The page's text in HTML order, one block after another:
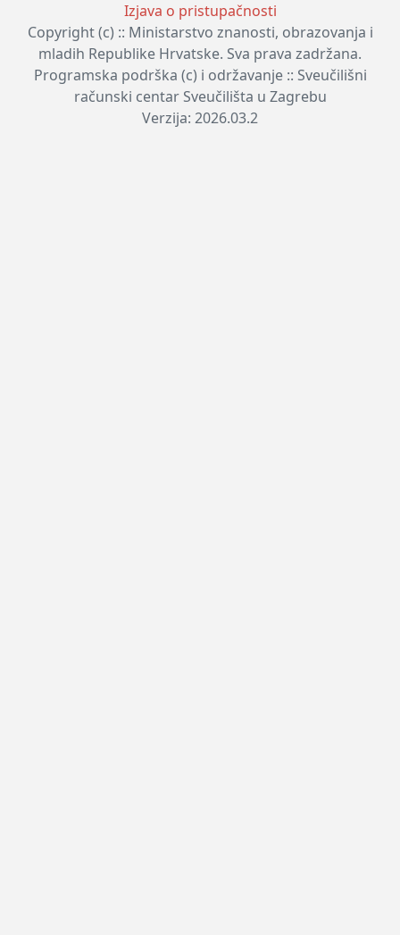
Izjava o pristupačnosti
Copyright (c) :: Ministarstvo znanosti, obrazovanja i
mladih Republike Hrvatske. Sva prava zadržana.
Programska podrška (c) i održavanje :: Sveučilišni
računski centar Sveučilišta u Zagrebu
Verzija: 2026.03.2